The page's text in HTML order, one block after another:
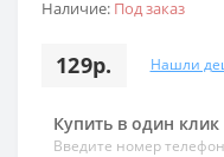
Наличие: Под заказ
129р. Нашли
Купить в один клик
Введите номер